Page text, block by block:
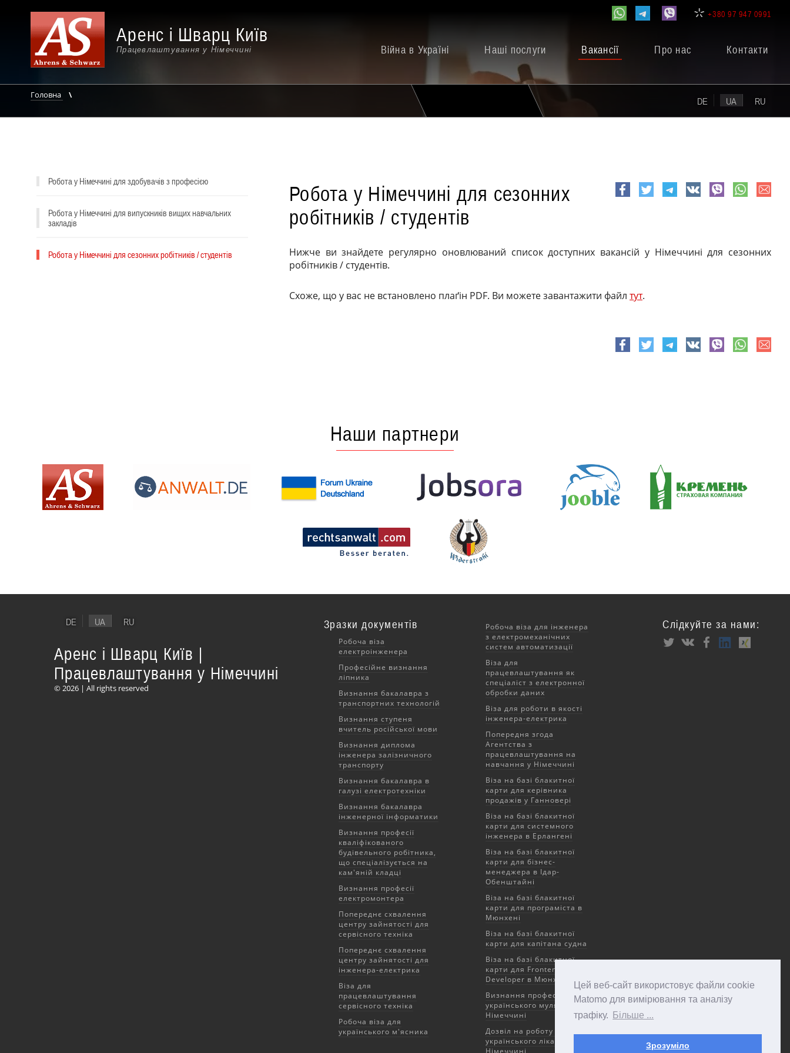
Цей веб-сайт використовує файли cookie
Matomo для вимірювання та аналізу
трафіку.
Більше ...
Зрозуміло
Аренс і Шварц Київ
Працевлаштування у Німеччині
+380 97 947 0991
Війна в Україні Наші послуги Вакансії Про нас Контакти
DE UA RU
Головна
Робота у Німеччині для здобувачів з професією
Робота у Німеччині для випускників вищих навчальних
закладів
Робота у Німеччині для сезонних робітників / студентів
Робота у Німеччині для сезонних
робітників / студентів
Нижче ви знайдете регулярно оновлюваний список доступних вакансій у Німеччині для сезонних
робітників / студентів.
Схоже, що у вас не встановлено плаґін PDF. Ви можете завантажити файл тут.
Наши партнери
DE UA RU
Аренс і Шварц Київ |
Працевлаштування у Німеччині
© 2026 | All rights reserved
Зразки документів
Робоча віза
електроінженера
Професійне визнання
ліпника
Визнання бакалавра з
транспортних технологій
Визнання ступеня
вчитель російської мови
Визнання диплома
інженера залізничного
транспорту
Визнання бакалавра в
галузі електротехніки
Визнання бакалавра
інженерної інформатики
Визнання професії
кваліфікованого
будівельного робітника,
що спеціалізується на
кам'яній кладці
Визнання професії
електромонтера
Попереднє схвалення
центру зайнятості для
сервісного техніка
Попереднє схвалення
центру зайнятості для
інженера-електрика
Віза для
працевлаштування
сервісного техніка
Робоча віза для
українського м'ясника
Робоча віза для інженера
з електромеханічних
систем автоматизації
Віза для
працевлаштування як
спеціаліст з електронної
обробки даних
Віза для роботи в якості
інженера-електрика
Попередня згода
Агентства з
працевлаштування на
навчання у Німеччині
Віза на базі блакитної
карти для керівника
продажів у Ганновері
Віза на базі блакитної
карти для системного
інженера в Ерлангені
Віза на базі блакитної
карти для бізнес-
менеджера в Ідар-
Обенштайні
Віза на базі блакитної
карти для програміста в
Мюнхені
Віза на базі блакитної
карти для капітана судна
Віза на базі блакитної
карти для Frontend
Developer в Мюнхені
Визнання професії
українського муляра в
Німеччині
Дозвіл на роботу для
українського лікаря в
Слідкуйте за нами: